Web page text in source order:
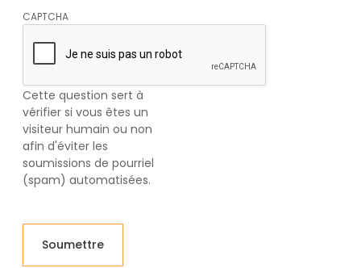
CAPTCHA
Cette question sert à
vérifier si vous êtes un
visiteur humain ou non
afin d'éviter les
soumissions de pourriel
(spam) automatisées.
Soumettre